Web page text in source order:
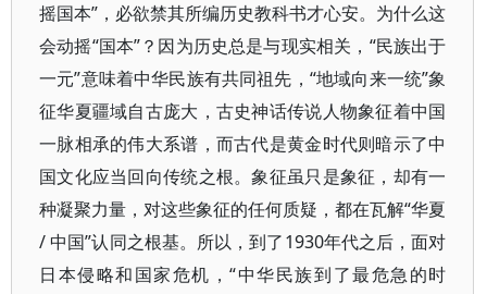
摇国本”，必欲禁其所编历史教科书才心安。为什么这
会动摇“国本”？因为历史总是与现实相关，“民族出于
一元”意味着中华民族有共同祖先，“地域向来一统”象
征华夏疆域自古庞大，古史神话传说人物象征着中国
一脉相承的伟大系谱，而古代是黄金时代则暗示了中
国文化应当回向传统之根。象征虽只是象征，却有一
种凝聚力量，对这些象征的任何质疑，都在瓦解“华夏
/ 中国”认同之根基。所以，到了1930年代之后，面对
日本侵略和国家危机，“中华民族到了最危急的时